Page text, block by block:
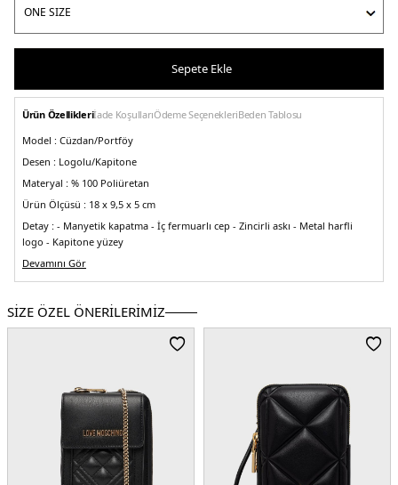
Sepete Ekle
Ürün Özellikleriİade KoşullarıÖdeme SeçenekleriBeden Tablosu
Model : Cüzdan/Portföy
Desen : Logolu/Kapitone
Materyal : % 100 Poliüretan
Ürün Ölçüsü : 18 x 9,5 x 5 cm
Detay : - Manyetik kapatma - İç fermuarlı cep - Zincirli askı - Metal harfli
logo - Kapitone yüzey
Üretim Yeri :Burma
5DY2JC5681PP1MLA0000.07
Devamını Gör
SİZE ÖZEL ÖNERİLERİMİZ